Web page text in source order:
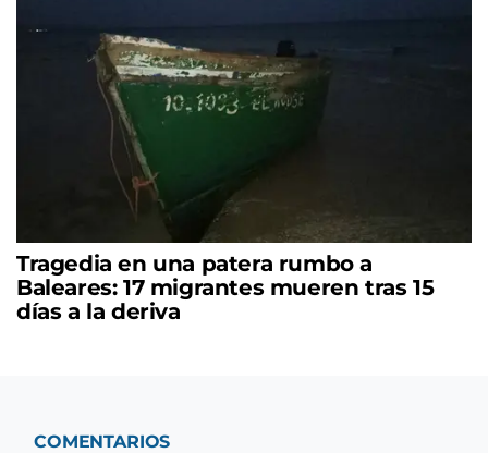
Tragedia en una patera rumbo a
Baleares: 17 migrantes mueren tras 15
días a la deriva
COMENTARIOS